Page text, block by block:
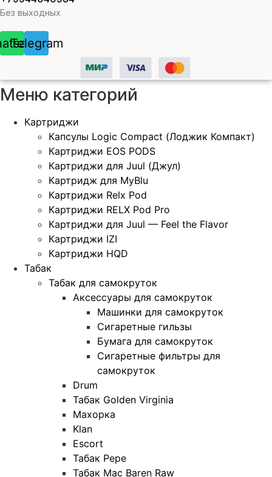
Без выходных
Telegram
Меню категорий
Картриджи
Капсулы Logic Compact (Лоджик Компакт)
Картриджи EOS PODS
Картриджи для Juul (Джул)
Картридж для MyBlu
Картриджи Relx Pod
Картриджи RELX Pod Pro
Картриджи для Juul — Feel the Flavor
Картриджи IZI
Картриджи HQD
Табак
Табак для самокруток
Аксессуары для самокруток
Машинки для самокруток
Сигаретные гильзы
Бумага для самокруток
Сигаретные фильтры для
самокруток
Drum
Табак Golden Virginia
Махорка
Klan
Escort
Табак Pepe
Табак Mac Baren Raw